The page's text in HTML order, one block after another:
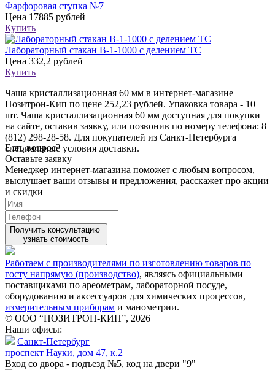
Фарфоровая ступка №7
Цена 17885 рублей
Купить
Лабораторный стакан В-1-1000 с делением ТС
Цена 332,2 рублей
Купить
Чаша кристаллизационная 60 мм в интернет-магазине
Позитрон-Кип по цене 252,23 рублей. Упаковка товара - 10
шт. Чаша кристаллизационная 60 мм доступная для покупки
на сайте, оставив заявку, или позвонив по номеру телефона: 8
(812) 298-28-58. Для покупателей из Санкт-Петербурга
специальные условия доставки.
Есть вопрос?
Оставьте заявку
Менеджер интернет-магазина поможет с любым вопросом,
выслушает ваши отзывы и предложения, расскажет про акции
и скидки
Получить консультацию
узнать стоимость
Работаем с производителями по изготовлению товаров по
госту напрямую (производство), являясь официальными
поставщиками по ареометрам, лабораторной посуде,
оборудованию и аксессуаров для химических процессов,
измерительным приборам и манометрии.
© ООО “ПОЗИТРОН-КИП”, 2026
Наши офисы:
Санкт-Петербург
проспект Науки, дом 47, к.2
Вход со двора - подъезд №5, код на двери "9"